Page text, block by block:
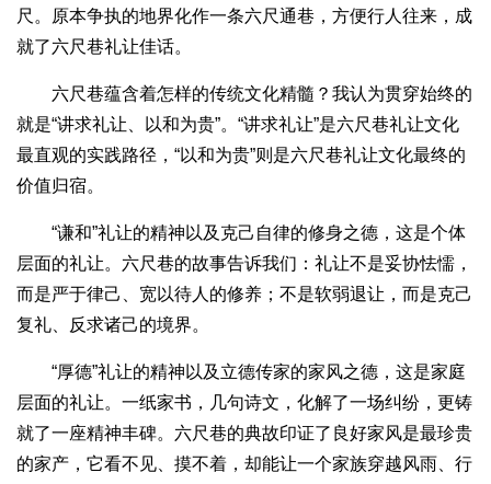
尺。原本争执的地界化作一条六尺通巷，方便行人往来，成
就了六尺巷礼让佳话。
六尺巷蕴含着怎样的传统文化精髓？我认为贯穿始终的
就是“讲求礼让、以和为贵”。“讲求礼让”是六尺巷礼让文化
最直观的实践路径，“以和为贵”则是六尺巷礼让文化最终的
价值归宿。
“谦和”礼让的精神以及克己自律的修身之德，这是个体
层面的礼让。六尺巷的故事告诉我们：礼让不是妥协怯懦，
而是严于律己、宽以待人的修养；不是软弱退让，而是克己
复礼、反求诸己的境界。
“厚德”礼让的精神以及立德传家的家风之德，这是家庭
层面的礼让。一纸家书，几句诗文，化解了一场纠纷，更铸
就了一座精神丰碑。六尺巷的典故印证了良好家风是最珍贵
的家产，它看不见、摸不着，却能让一个家族穿越风雨、行